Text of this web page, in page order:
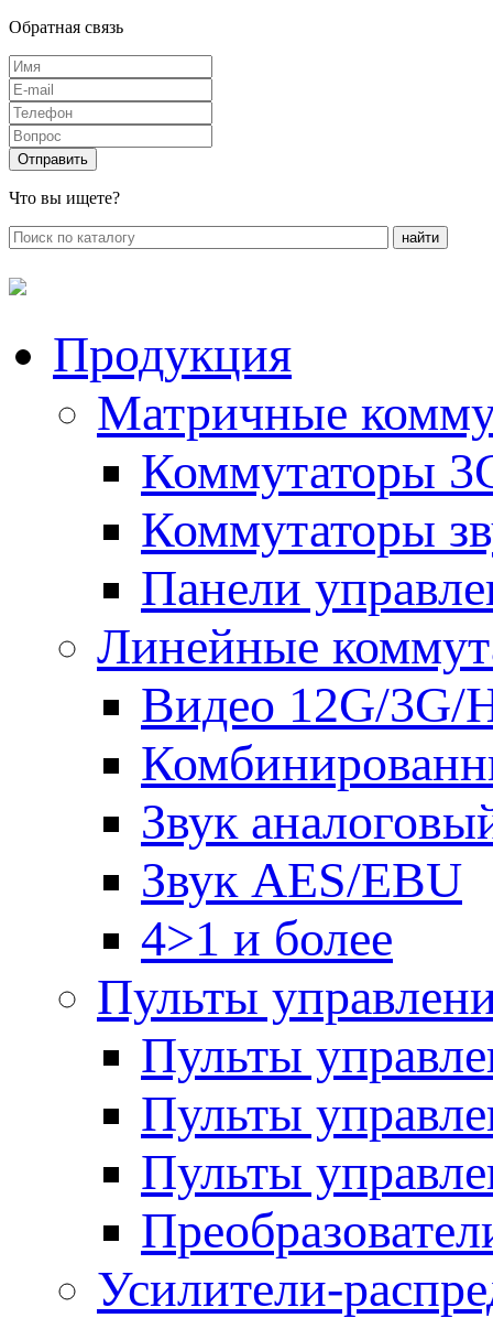
Обратная связь
Что вы ищете?
Продукция
Матричные
Коммутаторы
Коммутаторы
Панели
Линейные
Видео 12G/3G/
Звук
Звук AES/EBU
4>1 и более
Пульты
Пульты
Пульты
Пульты
Усилители-